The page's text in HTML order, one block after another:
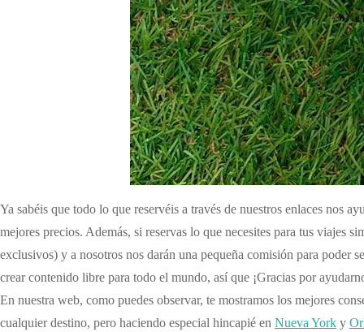
Ya sabéis que todo lo que reservéis a través de nuestros enlaces nos
mejores precios. Además, si reservas lo que necesites para tus viajes
exclusivos) y a nosotros nos darán una pequeña comisión para poder
crear contenido libre para todo el mundo, así que ¡Gracias por
En nuestra web, como puedes observar, te mostramos los mejores
cualquier destino, pero haciendo especial hincapié en Nueva York y